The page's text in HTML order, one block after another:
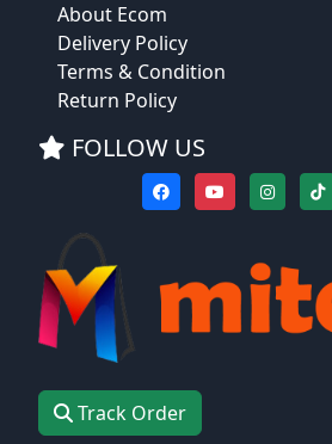
About Ecom
Delivery Policy
Terms & Condition
Return Policy
FOLLOW US
Track Order